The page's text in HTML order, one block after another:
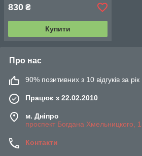
830 ₴
Купити
Про нас
90% позитивних з 10 відгуків за рік
Працює з 22.02.2010
м. Дніпро
проспект Богдана Хмельницкого,
Контакти